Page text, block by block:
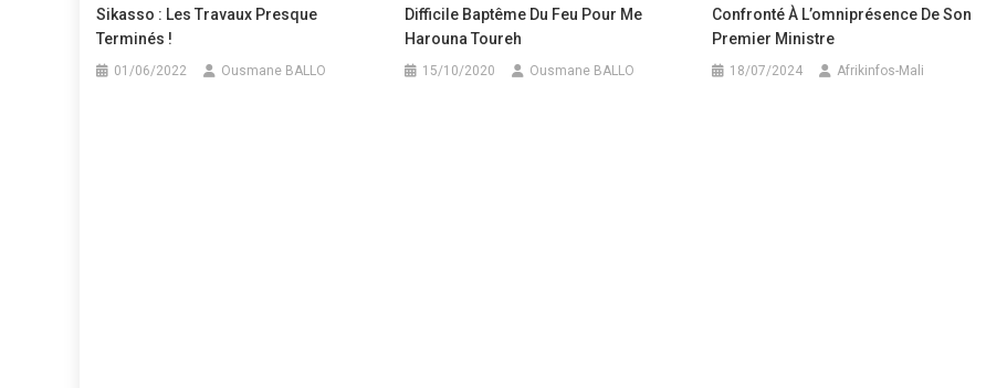
Sikasso : Les Travaux Presque
Terminés !
01/06/2022 Ousmane BALLO
Difficile Baptême Du Feu Pour Me
Harouna Toureh
15/10/2020 Ousmane BALLO
Confronté À L’omniprésence De Son
Premier Ministre
18/07/2024 Afrikinfos-Mali